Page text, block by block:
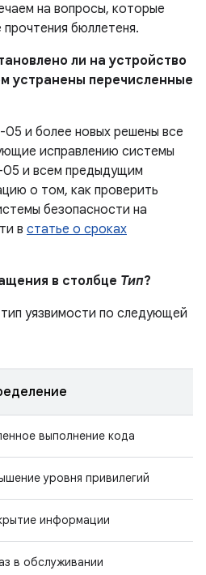
на вопросы, которые
прочтения бюллетеня.
ли на устройство
устранены перечисленные
и более новых решены все
исправлению системы
и всем предыдущим
о том, как проверить
безопасности на
в статье о сроках
в столбце Тип?
уязвимости по следующей
выполнение кода
уровня привилегий
информации
в обслуживании